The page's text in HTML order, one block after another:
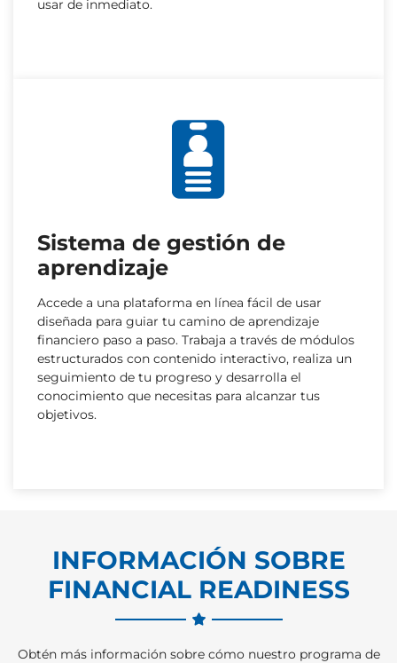
usar de inmediato.
Sistema de gestión de
aprendizaje
Accede a una plataforma en línea fácil de usar
diseñada para guiar tu camino de aprendizaje
financiero paso a paso. Trabaja a través de módulos
estructurados con contenido interactivo, realiza un
seguimiento de tu progreso y desarrolla el
conocimiento que necesitas para alcanzar tus
objetivos.
INFORMACIÓN SOBRE
FINANCIAL READINESS
Obtén más información sobre cómo nuestro programa de